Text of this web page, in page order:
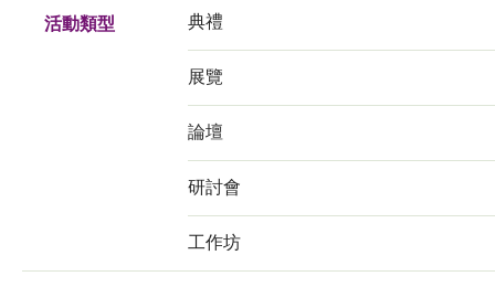
活動類型 典禮
展覽
論壇
研討會
工作坊